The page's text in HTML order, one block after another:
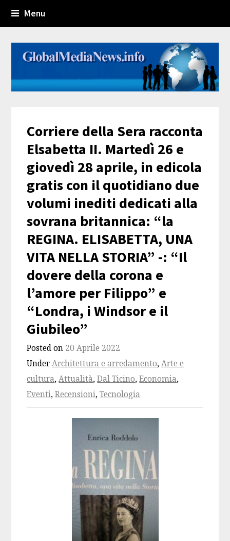
Menu
Corriere della Sera racconta
Elsabetta II. Martedì 26 e
giovedì 28 aprile, in edicola
gratis con il quotidiano due
volumi inediti dedicati alla
sovrana britannica: “la
REGINA. ELISABETTA, UNA
VITA NELLA STORIA” -: “Il
dovere della corona e
l’amore per Filippo” e
“Londra, i Windsor e il
Giubileo”
Posted on 20 Aprile 2022
UnderArchitettura e arredamento,Arte e
cultura,Attualità,Dal Ticino,Economia,
Eventi,Recensioni,Tecnologia